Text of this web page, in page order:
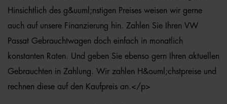
Hinsichtlich des g&uuml;nstigen Preises weisen wir gerne
auch auf unsere Finanzierung hin. Zahlen Sie Ihren VW
Passat Gebrauchtwagen doch einfach in monatlich
konstanten Raten. Und geben Sie ebenso gern Ihren aktuellen
Gebrauchten in Zahlung. Wir zahlen H&ouml;chstpreise und
rechnen diese auf den Kaufpreis an.</p>